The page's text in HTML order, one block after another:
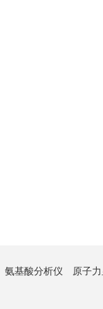
氨基酸分析仪 原子